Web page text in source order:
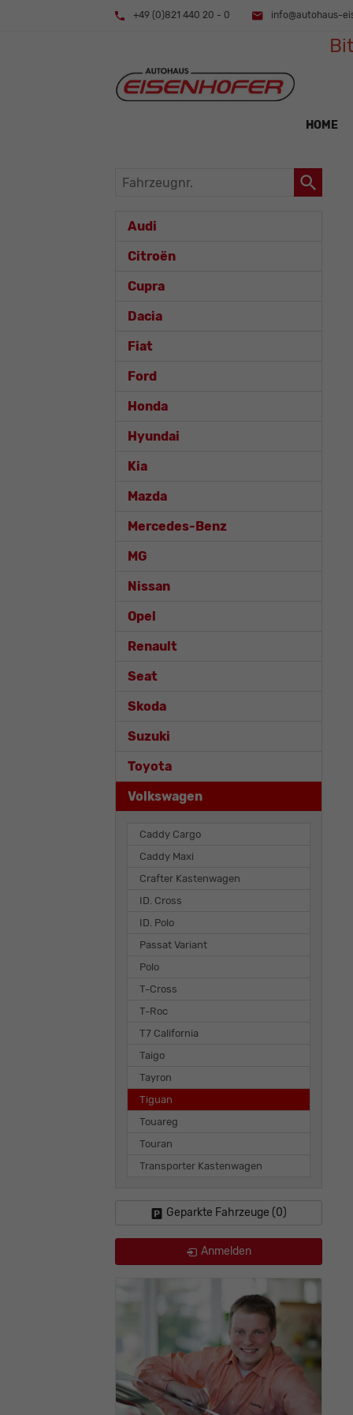
+49 (0)821 440 20 - 0 info@autohaus-
HOME
Fahrzeugnr.
Audi
Citroën
Cupra
Dacia
Fiat
Ford
Honda
Hyundai
Kia
Mazda
Mercedes-Benz
MG
Nissan
Opel
Renault
Seat
Skoda
Suzuki
Toyota
Volkswagen
Caddy Cargo
Caddy Maxi
Crafter Kastenwagen
ID. Cross
ID. Polo
Passat Variant
Polo
T-Cross
T-Roc
T7 California
Taigo
Tayron
Tiguan
Touareg
Touran
Transporter Kastenwagen
Geparkte Fahrzeuge (0)
Anmelden